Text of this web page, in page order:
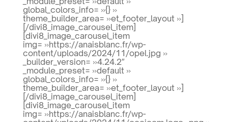
global_colors_info= »{} »
theme_builder_area= »et_footer_layout »]
[/divi8_image_carousel_item]
[divi8_image_carousel_item
img= »https://anaisblanc.fr/wp-
content/uploads/2024/11/opel.jpg »
_builder_version= »4.24.2″
_module_preset= »default »
global_colors_info= »{} »
theme_builder_area= »et_footer_layout »]
[/divi8_image_carousel_item]
[divi8_image_carousel_item
img= »https://anaisblanc.fr/wp-